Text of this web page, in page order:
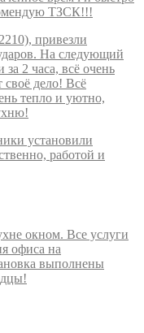
ТЗСК!!!
привезли
На следующий
2 часа, всё очень
своё дело! Всё
тепло и уютно,
установили
работой и
окном. Все услуги
офиса на
выполнены